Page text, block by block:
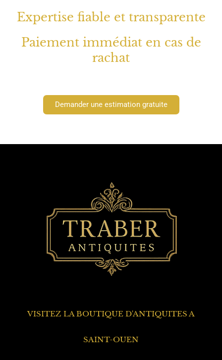
Expertise fiable et transparente
Paiement immédiat en cas de
rachat
Demander une estimation gratuite
VISITEZ LA BOUTIQUE D'ANTIQUITES A
SAINT-OUEN